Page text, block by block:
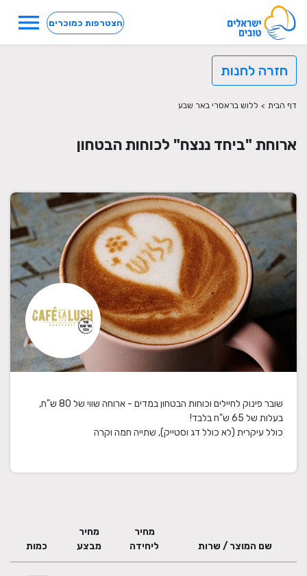
הצטרפות כמוכרים menu
חזרה לחנות
דף הבית > ללוש בראסרי באר שבע
ארוחת "ביחד ננצח" לכוחות הבטחון
שובר פינוק לחיילים וכוחות הבטחון במדים - ארוחה שווי של 80 ש"ח,
כולל עיקרית (לא כולל דג וסטייק), שתייה חמה וקרה
שם המוצר / שרות
מחיר
ליחידה
מחיר
מבצע
כמות